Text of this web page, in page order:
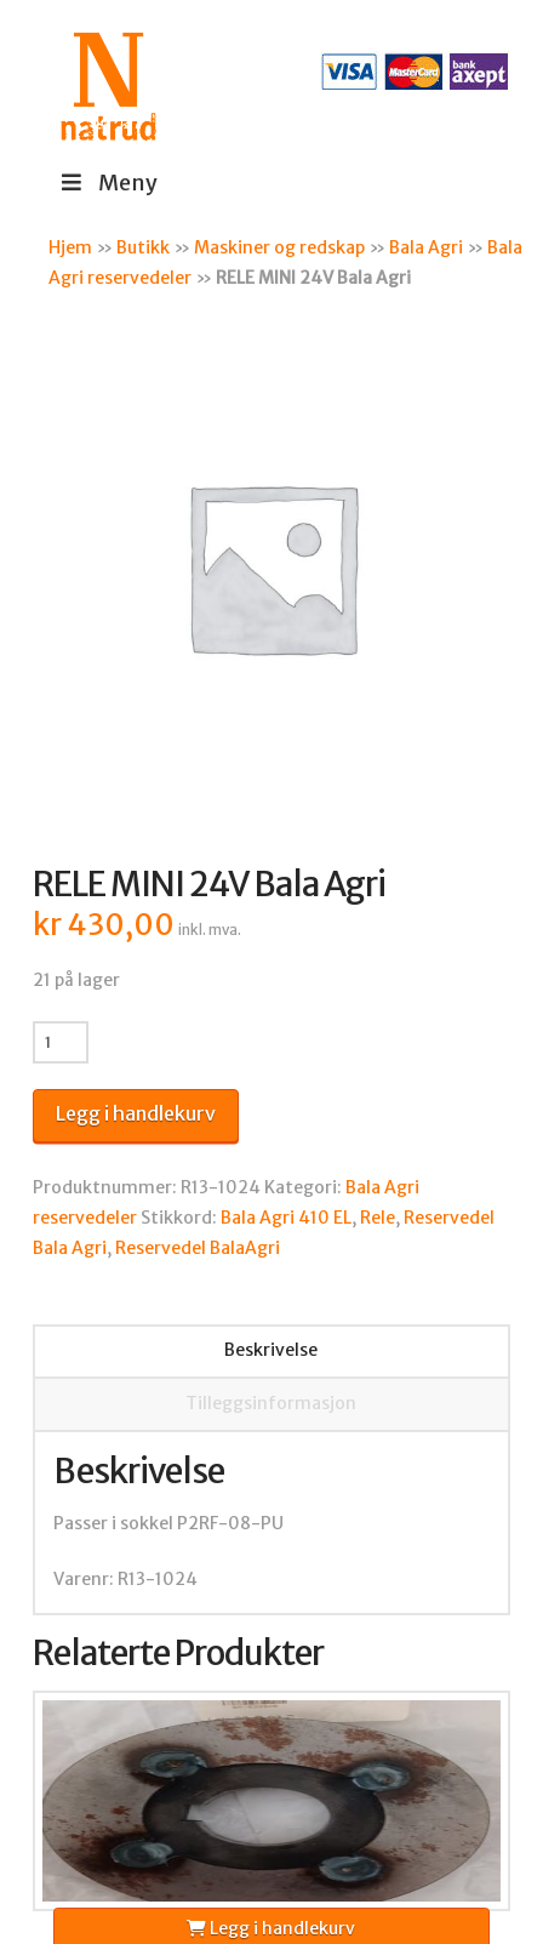
Meny
Hjem » Butikk »Maskiner og redskap » Bala Agri » Bala
Agri reservedeler » RELE MINI 24V Bala Agri
RELE MINI 24V Bala Agri
kr430,00 inkl. mva.
21 på lager
RELE
MINI
24V
Bala
antall
Legg i handlekurv
Produktnummer: R13-1024 Kategori: Bala Agri
reservedeler Stikkord: Bala Agri 410 EL, Rele, Reservedel
Bala Agri, Reservedel BalaAgri
Beskrivelse
Tilleggsinformasjon
Beskrivelse
Passer i sokkel P2RF-08-PU
Varenr: R13-1024
Relaterte Produkter
Legg i handlekurv